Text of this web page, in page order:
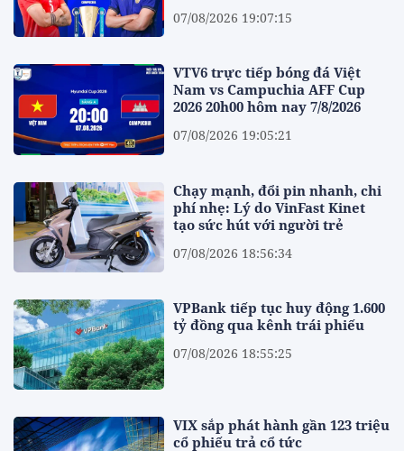
07/08/2026 19:07:15
VTV6 trực tiếp bóng đá Việt
Nam vs Campuchia AFF Cup
2026 20h00 hôm nay 7/8/2026
07/08/2026 19:05:21
Chạy mạnh, đổi pin nhanh, chi
phí nhẹ: Lý do VinFast Kinet
tạo sức hút với người trẻ
07/08/2026 18:56:34
VPBank tiếp tục huy động 1.600
tỷ đồng qua kênh trái phiếu
07/08/2026 18:55:25
VIX sắp phát hành gần 123 triệu
cổ phiếu trả cổ tức